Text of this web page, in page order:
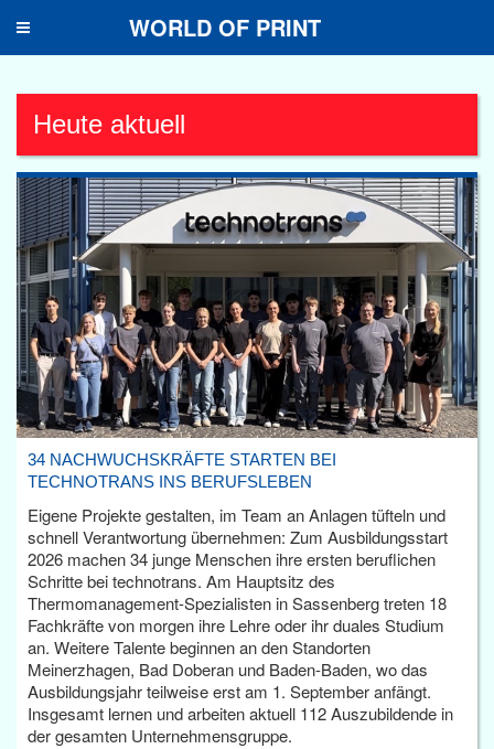
Toggle
WORLD OF PRINT
Heute aktuell
34 NACHWUCHSKRÄFTE STARTEN BEI
TECHNOTRANS INS BERUFSLEBEN
Eigene Projekte gestalten, im Team an Anlagen tüfteln und
schnell Verantwortung übernehmen: Zum Ausbildungsstart
2026 machen 34 junge Menschen ihre ersten beruflichen
Schritte bei technotrans. Am Hauptsitz des
Thermomanagement-Spezialisten in Sassenberg treten 18
Fachkräfte von morgen ihre Lehre oder ihr duales Studium
an. Weitere Talente beginnen an den Standorten
Meinerzhagen, Bad Doberan und Baden-Baden, wo das
Ausbildungsjahr teilweise erst am 1. September anfängt.
Insgesamt lernen und arbeiten aktuell 112 Auszubildende in
der gesamten Unternehmensgruppe.